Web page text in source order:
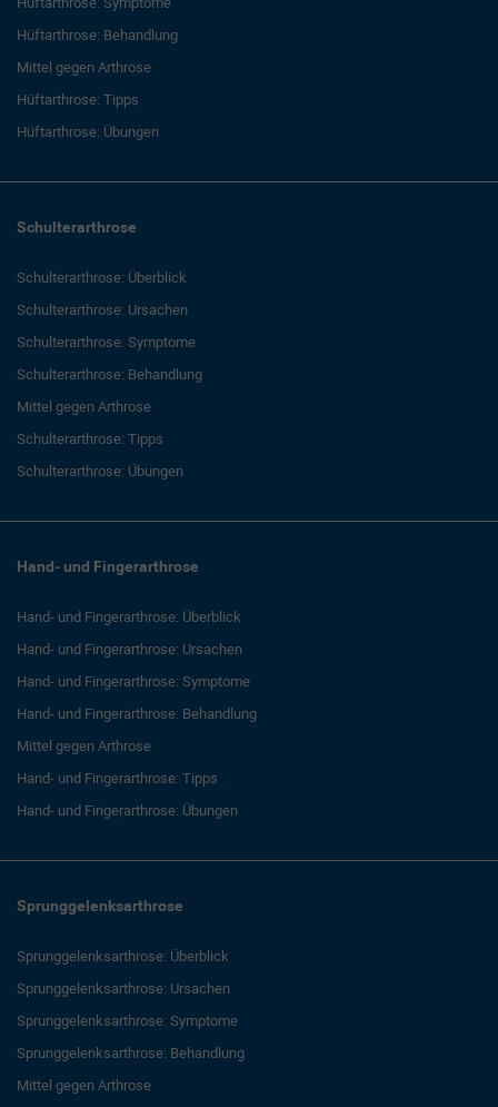
Hüftarthrose: Behandlung
Mittel gegen Arthrose
Hüftarthrose: Tipps
Hüftarthrose: Übungen
Schulterarthrose
Schulterarthrose: Überblick
Schulterarthrose: Ursachen
Schulterarthrose: Symptome
Schulterarthrose: Behandlung
Mittel gegen Arthrose
Schulterarthrose: Tipps
Schulterarthrose: Übungen
Hand- und Fingerarthrose
Hand- und Fingerarthrose: Überblick
Hand- und Fingerarthrose: Ursachen
Hand- und Fingerarthrose: Symptome
Hand- und Fingerarthrose: Behandlung
Mittel gegen Arthrose
Hand- und Fingerarthrose: Tipps
Hand- und Fingerarthrose: Übungen
Sprunggelenksarthrose
Sprunggelenksarthrose: Überblick
Sprunggelenksarthrose: Ursachen
Sprunggelenksarthrose: Symptome
Sprunggelenksarthrose: Behandlung
Mittel gegen Arthrose